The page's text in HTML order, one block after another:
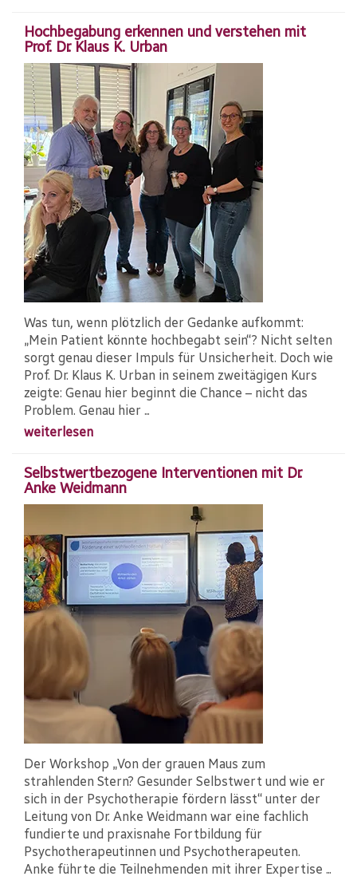
Hochbegabung erkennen und verstehen mit
Prof. Dr. Klaus K. Urban
Was tun, wenn plötzlich der Gedanke aufkommt:
„Mein Patient könnte hochbegabt sein“? Nicht selten
sorgt genau dieser Impuls für Unsicherheit. Doch wie
Prof. Dr. Klaus K. Urban in seinem zweitägigen Kurs
zeigte: Genau hier beginnt die Chance – nicht das
Problem. Genau hier ...
weiterlesen
Selbstwertbezogene Interventionen mit Dr.
Anke Weidmann
Der Workshop „Von der grauen Maus zum
strahlenden Stern? Gesunder Selbstwert und wie er
sich in der Psychotherapie fördern lässt“ unter der
Leitung von Dr. Anke Weidmann war eine fachlich
fundierte und praxisnahe Fortbildung für
Psychotherapeutinnen und Psychotherapeuten.
Anke führte die Teilnehmenden mit ihrer Expertise ...